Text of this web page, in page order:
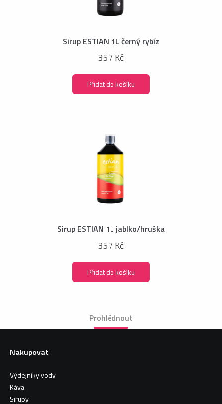
Sirup ESTIAN 1L černý rybíz
357 Kč
Přidat do košíku
Sirup ESTIAN 1L jablko/hruška
357 Kč
Přidat do košíku
Prohlédnout
Nakupovat
Výdejníky vody
Káva
Sirupy